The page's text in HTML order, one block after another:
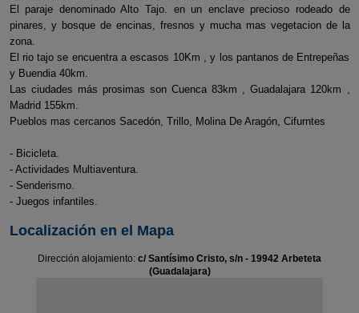
El paraje denominado Alto Tajo. en un enclave precioso rodeado de
pinares, y bosque de encinas, fresnos y mucha mas vegetacion de la
zona.
El rio tajo se encuentra a escasos 10Km , y los pantanos de Entrepeñas
y Buendia 40km.
Las ciudades más prosimas son Cuenca 83km , Guadalajara 120km ,
Madrid 155km.
Pueblos mas cercanos Sacedón, Trillo, Molina De Aragón, Cifurntes
- Bicicleta.
- Actividades Multiaventura.
- Senderismo.
- Juegos infantiles.
Localización en el Mapa
Dirección alojamiento: c/ Santísimo Cristo, s/n - 19942 Arbeteta
(Guadalajara)